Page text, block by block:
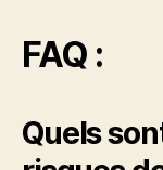
FAQ :
Quels